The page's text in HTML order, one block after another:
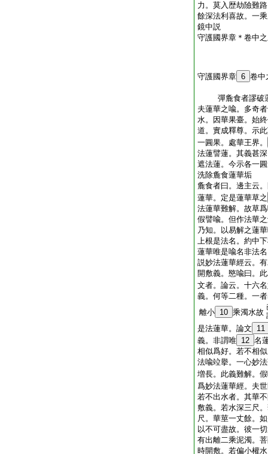
力。莫入歴劫險難
餘深法利喜故。一
鏡中説
守護國界章＊卷中
守護國界章 6 卷中
彈麁食者謬破
夫蓮華之喩。多奇
水。因華果臺。始
道。實成釋尊。示
一圓果。處華王界。
法蓮譬蓮。其義甚
遮法蓮。今示各一
洗除麁食蓮華垢
麁食者曰。邊主云
蓮華。定是蓮華草之
法蓮華難解。故草
假譬喩。但作法華
乃知。以易解之蓮
上根是法名。約中
蓮華唯是喩名非法
説妙法蓮華經云。
開敷義。愍喩曰。
文者。論云。十六
義。何等二種。一
離小 10 乘濁水故
是法蓮華。論文
11
義。非謂唯 12 名
相似爲好。若不相
法喩竝擧。一心妙
増長。此義難解。
爲妙法蓮華經。夫
若不出水者。其華
敷義。若水深三尺
尺。華莖一丈餘。
以不可盡故。彼一
有出離二乘泥濁。
時開敷。若偏小權